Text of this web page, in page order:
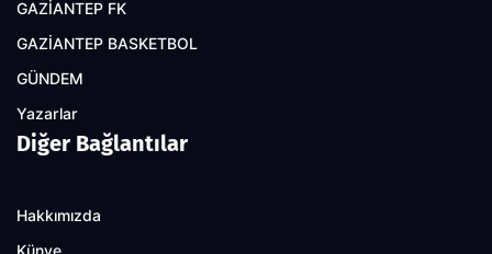
GAZİANTEP FK
GAZİANTEP BASKETBOL
GÜNDEM
Yazarlar
Diğer Bağlantılar
Hakkımızda
Künye